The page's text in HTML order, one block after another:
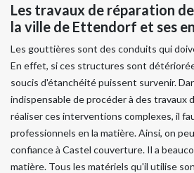
Les travaux de réparation
la ville de Ettendorf et ses
Les gouttières sont des conduits qui
En effet, si ces structures sont
soucis d'étanchéité puissent survenir.
indispensable de procéder à des travaux
réaliser ces interventions complexes, il
professionnels en la matière. Ainsi, on
confiance à Castel couverture. Il a
matière. Tous les matériels qu'il utilise